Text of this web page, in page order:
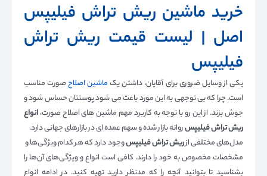
خرید ماشین ریش تراش فیلیپس
اصل | لیست قیمت ریش تراش
فیلیپس
یکی از وسایل ضروری برای آقایان، داشتن یک ماشین اصلاحصورت مناسب
است. چرا که بی توجهی به این مورد باعث می شود پوستتان حساس شود و
جوش بزند. از این رو با توجه به کاربرد مهم ماشین های اصلاح صورت،انواع
ریش تراش فیلیپسروانه بازار شده و سهم عمده ای در بازارهای جهانی دارد.
مدل‌های مختلفی ازریش تراش فیلیپسوجود دارد که هر کدام ویژگی‌ها و
مشخصات مخصوص به خود را دارند. کافی است انواع و ویژگی‌های آن‌ها را
بشناسید تا بتوانید آنچه را که مدنظر دارید تهیه کنید. در ادامه انواع